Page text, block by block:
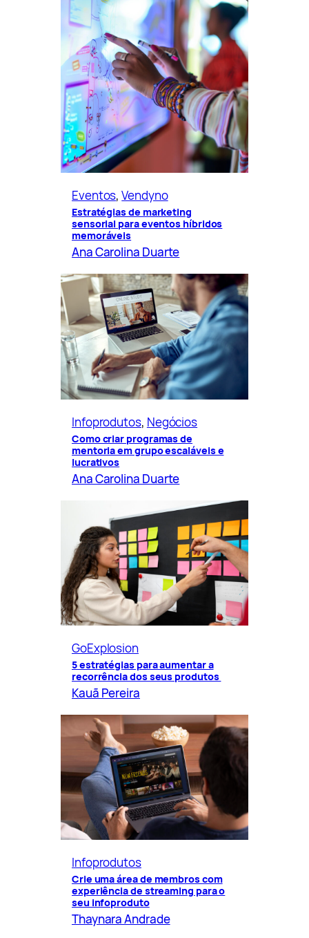
Eventos, Vendyno
Estratégias de marketing
sensorial para eventos híbridos
memoráveis
Ana Carolina Duarte
Infoprodutos, Negócios
Como criar programas de
mentoria em grupo escaláveis e
lucrativos
Ana Carolina Duarte
GoExplosion
5 estratégias para aumentar a
recorrência dos seus produtos
Kauã Pereira
Infoprodutos
Crie uma área de membros com
experiência de streaming para o
seu infoproduto
Thaynara Andrade